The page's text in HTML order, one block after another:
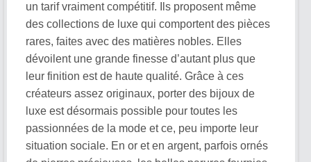
un tarif vraiment compétitif. Ils proposent même
des collections de luxe qui comportent des pièces
rares, faites avec des matières nobles. Elles
dévoilent une grande finesse d’autant plus que
leur finition est de haute qualité. Grâce à ces
créateurs assez originaux, porter des bijoux de
luxe est désormais possible pour toutes les
passionnées de la mode et ce, peu importe leur
situation sociale. En or et en argent, parfois ornés